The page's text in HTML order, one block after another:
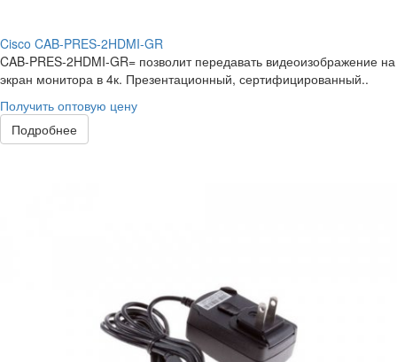
Cisco CAB-PRES-2HDMI-GR
CAB-PRES-2HDMI-GR= позволит передавать видеоизображение на
экран монитора в 4к. Презентационный, сертифицированный..
Получить оптовую цену
Подробнее